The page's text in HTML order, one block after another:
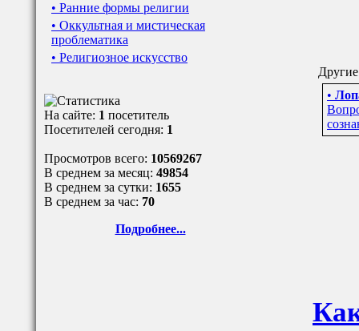
• Ранние формы религии
• Оккультная и мистическая
проблематика
• Религиозное искусство
На сайте: 1 посетитель
Посетителей сегодня: 1
Просмотров всего: 10569267
В среднем за месяц: 49854
В среднем за сутки: 1655
В среднем за час: 70
Подробнее...
•